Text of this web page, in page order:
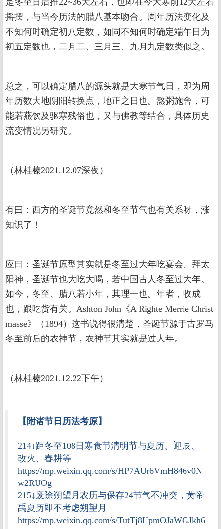
摇摆，与当今历法的腊八基本吻合。周年历法变化及
不知何时确定初八定数，如同不知何时确定端午日为
初五定数也，二月二、三月三、九月九定数类似之。
总之，可以确定腊八的源头就是大寒节气日，即为周
年历数大地阴阳转换点，地正之日也。熬粥施舍，可
能若燕饮及驱寒残俗也，又与佛教等结合，具体历史
流变情况另研究。
（林桂榛2021.12.07深夜）
有曰：西方的圣诞节竟然和冬至节气也有关系呀，涨
知识了！
应曰：圣诞节原型其实就是冬至过大年吃宴会、拜太
阳神，圣诞节也大吃大喝，若中国古人冬至过大年。
如今，冬至、腊八若小年，其理一也。年者，收成
也，跟吃货有关。Ashton John《A Righte Merrie Christ
masse》（1894）这书说得很清楚，圣诞节源于古罗马
冬至前后的农神节，农神节其实就是过大年。
（林桂榛2021.12.22下午）
【附诸节日历法考原】
214↓距冬至108日寒食节清明节与夏历、迎辰、
改火、春耕等
https://mp.weixin.qq.com/s/HP7AUr6VmH846v0N
w2RUOg
215↓废除朔望月农历与保存24节气不冲突，黄帝
禹夏历即不考虑朔望月
https://mp.weixin.qq.com/s/TutTj8HpmOJaWGJkh6